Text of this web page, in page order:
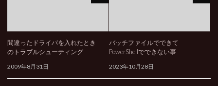
間違ったドライバを入れたとき
のトラブルシューティング
2009年8月31日
バッチファイルでできて
PowerShellでできない事
2023年10月28日